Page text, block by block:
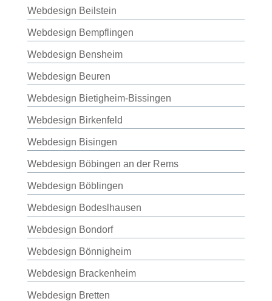
Webdesign Beilstein
Webdesign Bempflingen
Webdesign Bensheim
Webdesign Beuren
Webdesign Bietigheim-Bissingen
Webdesign Birkenfeld
Webdesign Bisingen
Webdesign Böbingen an der Rems
Webdesign Böblingen
Webdesign Bodeslhausen
Webdesign Bondorf
Webdesign Bönnigheim
Webdesign Brackenheim
Webdesign Bretten